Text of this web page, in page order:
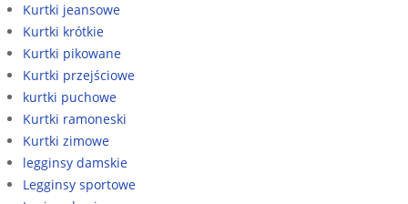
Kurtki jeansowe
Kurtki krótkie
Kurtki pikowane
Kurtki przejściowe
kurtki puchowe
Kurtki ramoneski
Kurtki zimowe
legginsy damskie
Legginsy sportowe